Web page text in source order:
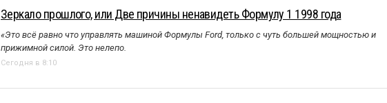
Зеркало прошлого, или Две причины ненавидеть Формулу 1 1998 года
«Это всё равно что управлять машиной Формулы Ford, только с чуть большей мощностью и
прижимной силой. Это нелепо.
Сегодня в 8:10